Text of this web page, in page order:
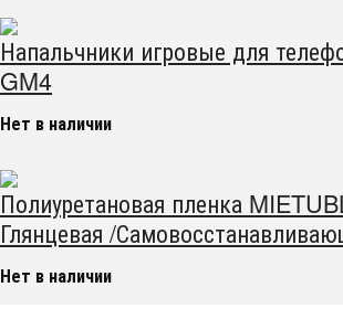
Напальчники игровые для
GM4
Нет в наличии
Полиуретановая пленка
Глянцевая /
Нет в наличии